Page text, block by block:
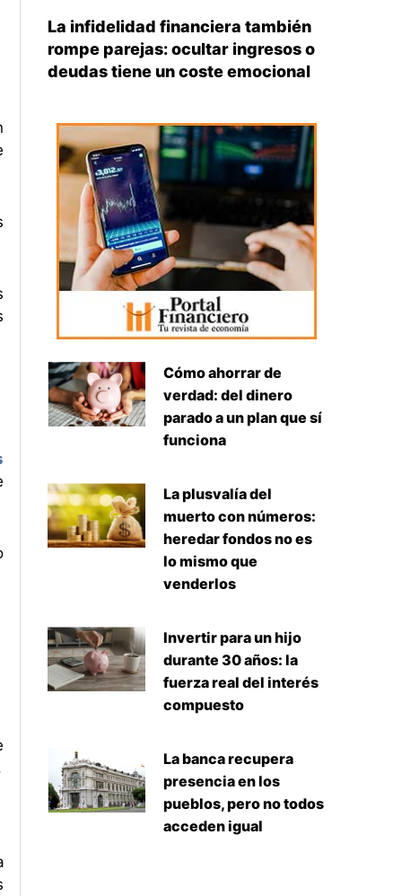
La infidelidad financiera también
rompe parejas: ocultar ingresos o
deudas tiene un coste emocional
Cómo ahorrar de
verdad: del dinero
parado a un plan que sí
funciona
La plusvalía del
muerto con números:
heredar fondos no es
lo mismo que
venderlos
Invertir para un hijo
durante 30 años: la
fuerza real del interés
compuesto
La banca recupera
presencia en los
pueblos, pero no todos
acceden igual